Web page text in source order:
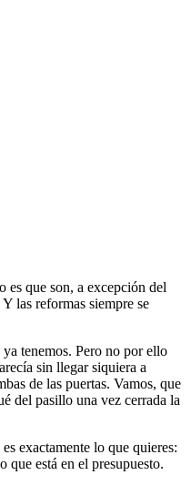
es que son, a excepción del
las reformas siempre se
tenemos. Pero no por ello
sin llegar siquiera a
de las puertas. Vamos, que
del pasillo una vez cerrada la
exactamente lo que quieres:
está en el presupuesto.